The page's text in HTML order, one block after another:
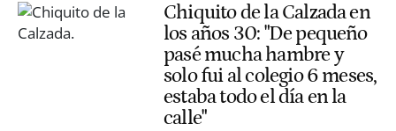
Chiquito de la Calzada en
los años 30: "De pequeño
pasé mucha hambre y
solo fui al colegio 6 meses,
estaba todo el día en la
calle"